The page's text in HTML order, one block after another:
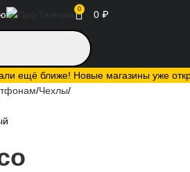
ещё ближе! Новые магазины уже
0 0 ₽
Чехлы